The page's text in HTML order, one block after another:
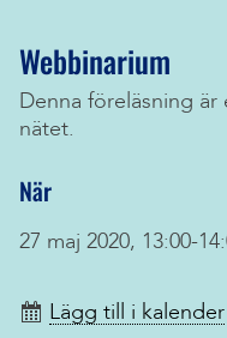
Webbinarium
Denna föreläsning
nätet.
När
27 maj 2020, 13:00-
Lägg till i kalender